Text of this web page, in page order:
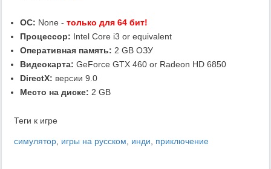
ОС: None - только для 64 бит!
Процессор: Intel Core i3 or equivalent
Оперативная память: 2 GB ОЗУ
Видеокарта: GeForce GTX 460 or Radeon HD 6850
DirectX: версии 9.0
Место на диске: 2 GB
Теги к игре
симулятор, игры на русском, инди, приключение